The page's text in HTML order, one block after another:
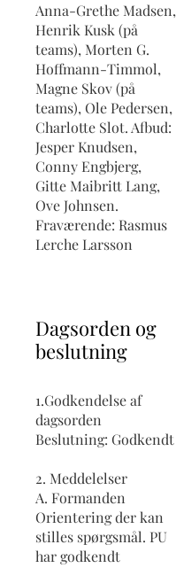
Anna-Grethe Madsen,
Henrik Kusk (på
teams), Morten G.
Hoffmann-Timmol,
Magne Skov (på
teams), Ole Pedersen,
Charlotte Slot. Afbud:
Jesper Knudsen,
Conny Engbjerg,
Gitte Maibritt Lang,
Ove Johnsen.
Fraværende: Rasmus
Lerche Larsson
Dagsorden og
beslutning
1.Godkendelse af
dagsorden
Beslutning: Godkendt
2. Meddelelser
A. Formanden
Orientering der kan
stilles spørgsmål. PU
har godkendt